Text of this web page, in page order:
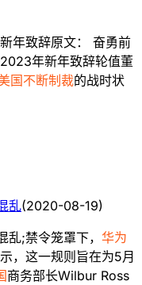
年致辞原文： 奋勇前
年新年致辞轮值董
国不断制裁的战时状
乱(2020-08-19)
;禁令笼罩下， 华为
，这一规则旨在为5月
商务部长Wilbur Ross